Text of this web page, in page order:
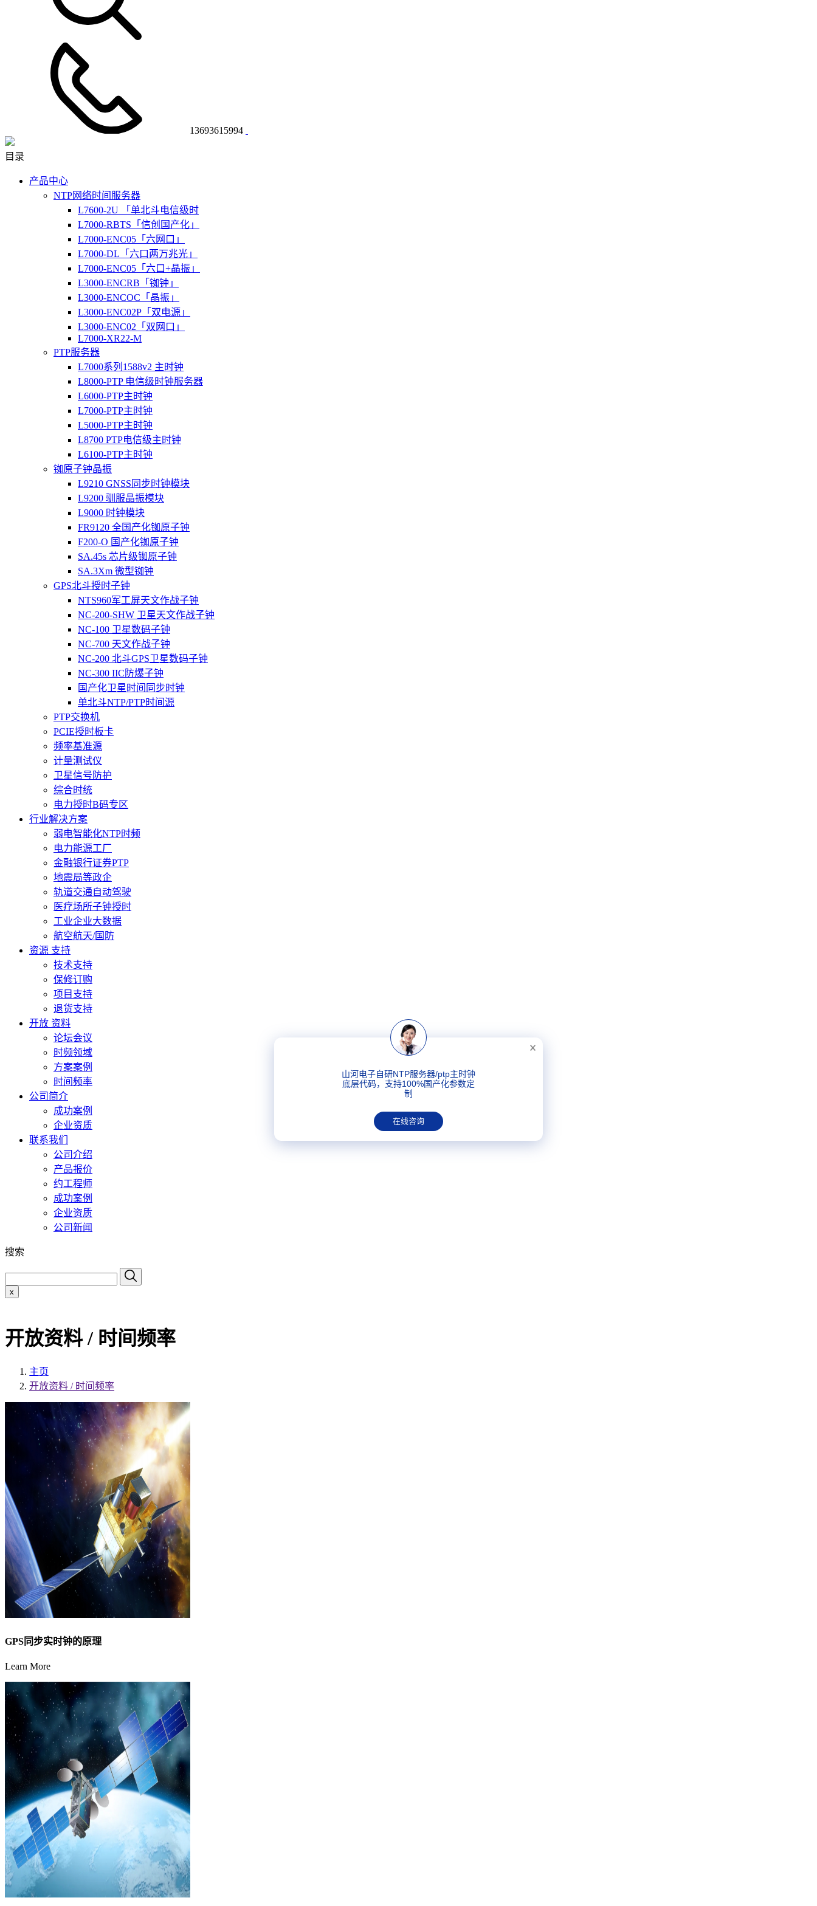
13693615994
目录
产品中心
NTP网络时间服务器
L7600-2U 「单北斗电信级时
L7000-RBTS「信创国产化」
L7000-ENC05「六网口」
L7000-DL「六口两万兆光」
L7000-ENC05「六口+晶振」
L3000-ENCRB「铷钟」
L3000-ENCOC「晶振」
L3000-ENC02P「双电源」
L3000-ENC02「双网口」
L7000-XR22-M
PTP服务器
L7000系列1588v2 主时钟
L8000-PTP 电信级时钟服务器
L6000-PTP主时钟
L7000-PTP主时钟
L5000-PTP主时钟
L8700 PTP电信级主时钟
L6100-PTP主时钟
铷原子钟晶振
L9210 GNSS同步时钟模块
L9200 驯服晶振模块
L9000 时钟模块
FR9120 全国产化铷原子钟
F200-O 国产化铷原子钟
SA.45s 芯片级铷原子钟
SA.3Xm 微型铷钟
GPS北斗授时子钟
NTS960军工屏天文作战子钟
NC-200-SHW 卫星天文作战子钟
NC-100 卫星数码子钟
NC-700 天文作战子钟
NC-200 北斗GPS卫星数码子钟
NC-300 IIC防爆子钟
国产化卫星时间同步时钟
单北斗NTP/PTP时间源
PTP交换机
PCIE授时板卡
频率基准源
计量测试仪
卫星信号防护
综合时统
电力授时B码专区
行业解决方案
弱电智能化NTP时频
电力能源工厂
金融银行证券PTP
地震局等政企
轨道交通自动驾驶
医疗场所子钟授时
工业企业大数据
航空航天/国防
资源 支持
技术支持
保修订购
项目支持
退货支持
开放 资料
论坛会议
时频领域
方案案例
时间频率
公司简介
成功案例
企业资质
联系我们
公司介绍
产品报价
约工程师
成功案例
企业资质
公司新闻
搜索
x
开放资料 / 时间频率
主页
开放资料 / 时间频率
GPS同步实时钟的原理
Learn More
山河电子自研NTP服务器/ptp主时钟
底层代码，支持100%国产化参数定
制
在线咨询